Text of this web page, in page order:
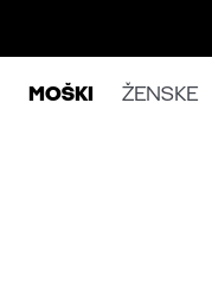
MOŠKI ŽENSKE